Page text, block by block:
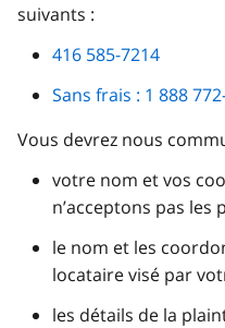
suivants :
416 585-7214
Sans frais : 1 888
Vous devrez nous
votre nom et vos
n’acceptons pas les
le nom et les
locataire visé par
les détails de la